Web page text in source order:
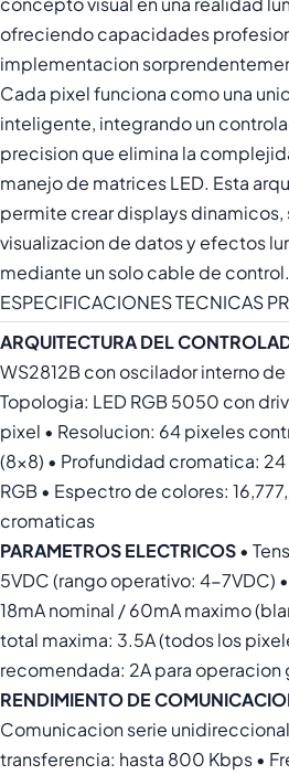
ofreciendo capacidades
implementacion
Cada pixel funciona como una
inteligente, integrando un
precision que elimina la
manejo de matrices LED. Esta
permite crear displays dinamicos,
visualizacion de datos y efectos
mediante un solo cable de control.
ESPECIFICACIONES TECNICAS
ARQUITECTURA DEL
WS2812B con oscilador interno
Topologia: LED RGB 5050 con
pixel • Resolucion: 64 pixeles
(8x8) • Profundidad cromatica:
RGB • Espectro de colores:
cromaticas
PARAMETROS ELECTRICOS•
5VDC (rango operativo: 4-7VDC)
18mA nominal / 60mA maximo
total maxima: 3.5A (todos los
recomendada: 2A para operacion
RENDIMIENTO DE
Comunicacion serie
transferencia: hasta 800 Kbps •